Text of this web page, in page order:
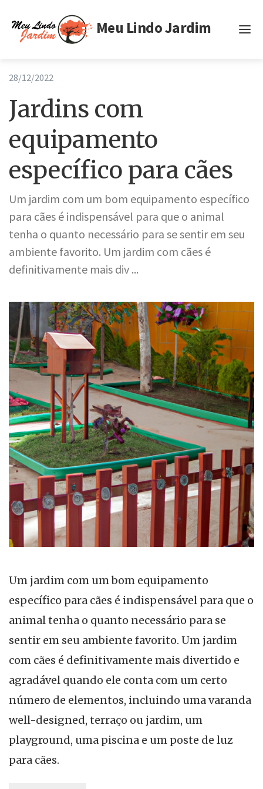
Meu Lindo Jardim
Inicio
Termos de Uso
28/12/2022
Jardins com
equipamento
específico para cães
Um jardim com um bom equipamento específico
para cães é indispensável para que o animal
tenha o quanto necessário para se sentir em seu
ambiente favorito. Um jardim com cães é
definitivamente mais div ...
Um jardim com um bom equipamento
específico para cães é indispensável para que o
animal tenha o quanto necessário para se
sentir em seu ambiente favorito. Um jardim
com cães é definitivamente mais divertido e
agradável quando ele conta com um certo
número de elementos, incluindo uma varanda
well-designed, terraço ou jardim, um
playground, uma piscina e um poste de luz
para cães.